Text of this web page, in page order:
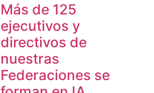
Más de 125
ejecutivos y
directivos de
nuestras
Federaciones se